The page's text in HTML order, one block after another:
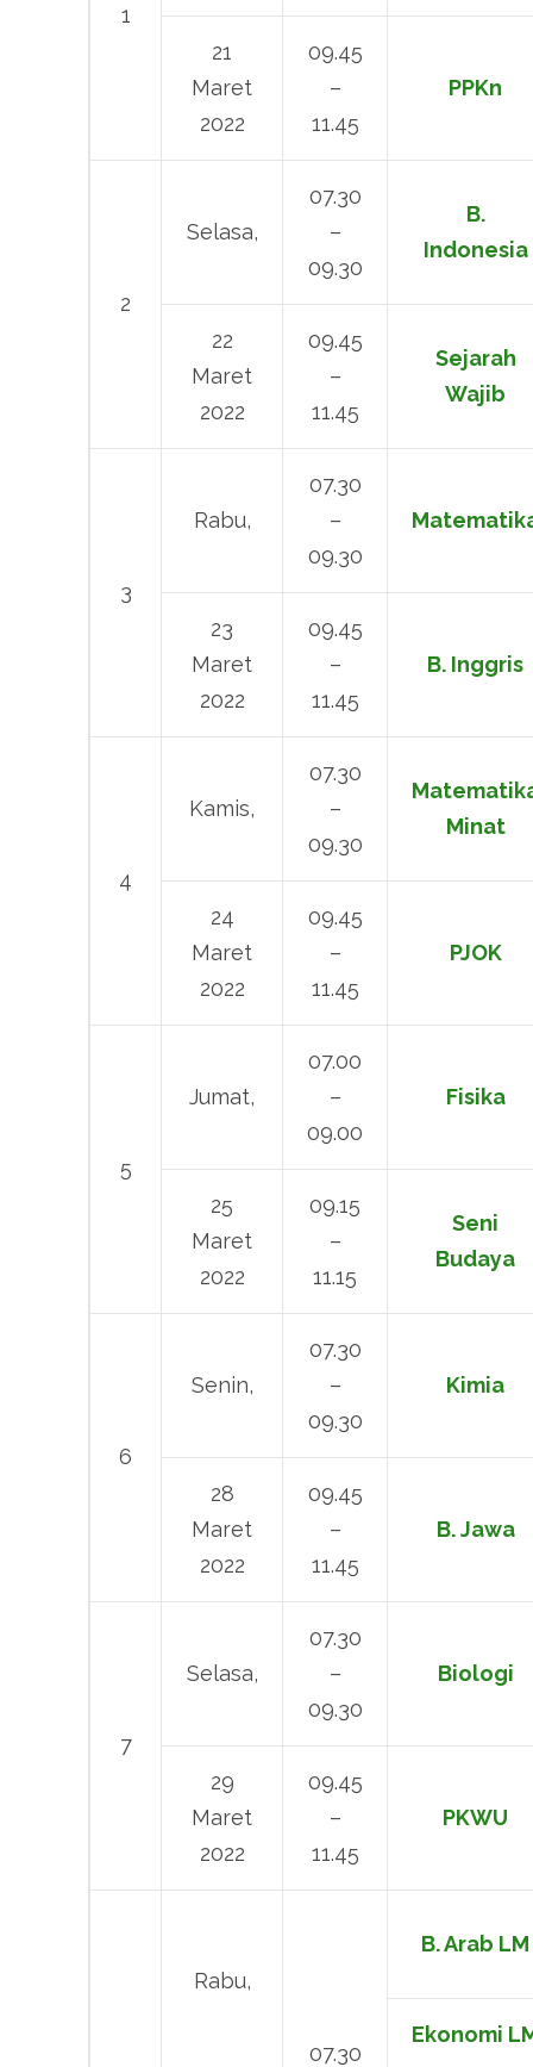
1
21
Maret
2022
09.45
–
11.45
PPKn
2
Selasa,
07.30
–
09.30
B.
Indonesia
22
Maret
2022
09.45
–
11.45
Sejarah
Wajib
3
Rabu,
07.30
–
09.30
23
Maret
2022
09.45
–
11.45
B. Inggris
4
Kamis,
07.30
–
09.30
Minat
24
Maret
2022
09.45
–
11.45
PJOK
5
Jumat,
07.00
–
09.00
Fisika
25
Maret
2022
09.15
–
11.15
Seni
Budaya
6
Senin,
07.30
–
09.30
Kimia
28
Maret
2022
09.45
–
11.45
B. Jawa
7
Selasa,
07.30
–
09.30
Biologi
29
Maret
2022
09.45
–
11.45
PKWU
Rabu,
07.30
B. Arab LM
Ekonomi